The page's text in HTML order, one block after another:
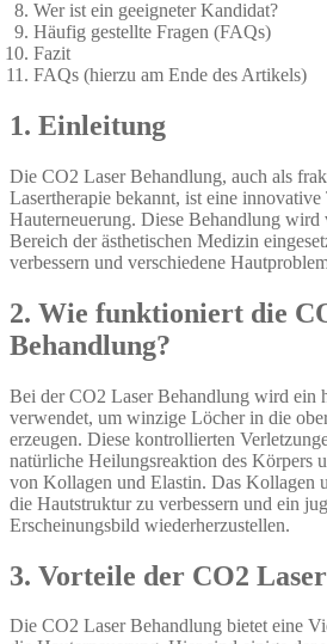
Wer ist ein geeigneter Kandidat?
Häufig gestellte Fragen (FAQs)
Fazit
FAQs (hierzu am Ende des Artikels)
1. Einleitung
Die CO2 Laser Behandlung, auch als
Lasertherapie bekannt, ist eine
Hauterneuerung. Diese Behandlung wird
Bereich der ästhetischen Medizin
verbessern und verschiedene
2. Wie funktioniert die
Behandlung?
Bei der CO2 Laser Behandlung wird ein
verwendet, um winzige Löcher in die
erzeugen. Diese kontrollierten
natürliche Heilungsreaktion des Körpers
von Kollagen und Elastin. Das Kollagen
die Hautstruktur zu verbessern und ein
Erscheinungsbild wiederherzustellen.
3. Vorteile der CO2
Die CO2 Laser Behandlung bietet eine